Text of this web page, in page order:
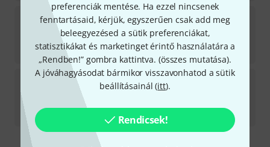
preferenciák mentése. Ha ezzel nincsenek
fenntartásaid, kérjük, egyszerűen csak add meg
beleegyezésed a sütik preferenciákat,
statisztikákat és marketinget érintő használatára a
„Rendben!” gombra kattintva. (összes mutatása).
A jóváhagyásodat bármikor visszavonhatod a sütik
beállításainál (itt).
Rendicsek!
KMA Audio Machines
Geminus Double Tracker B-
Stock
Azonnal szállítható
82 500 Ft
KMA Audio MachinesWURM 2 Distortion B-Stock
Azonnal szállítható